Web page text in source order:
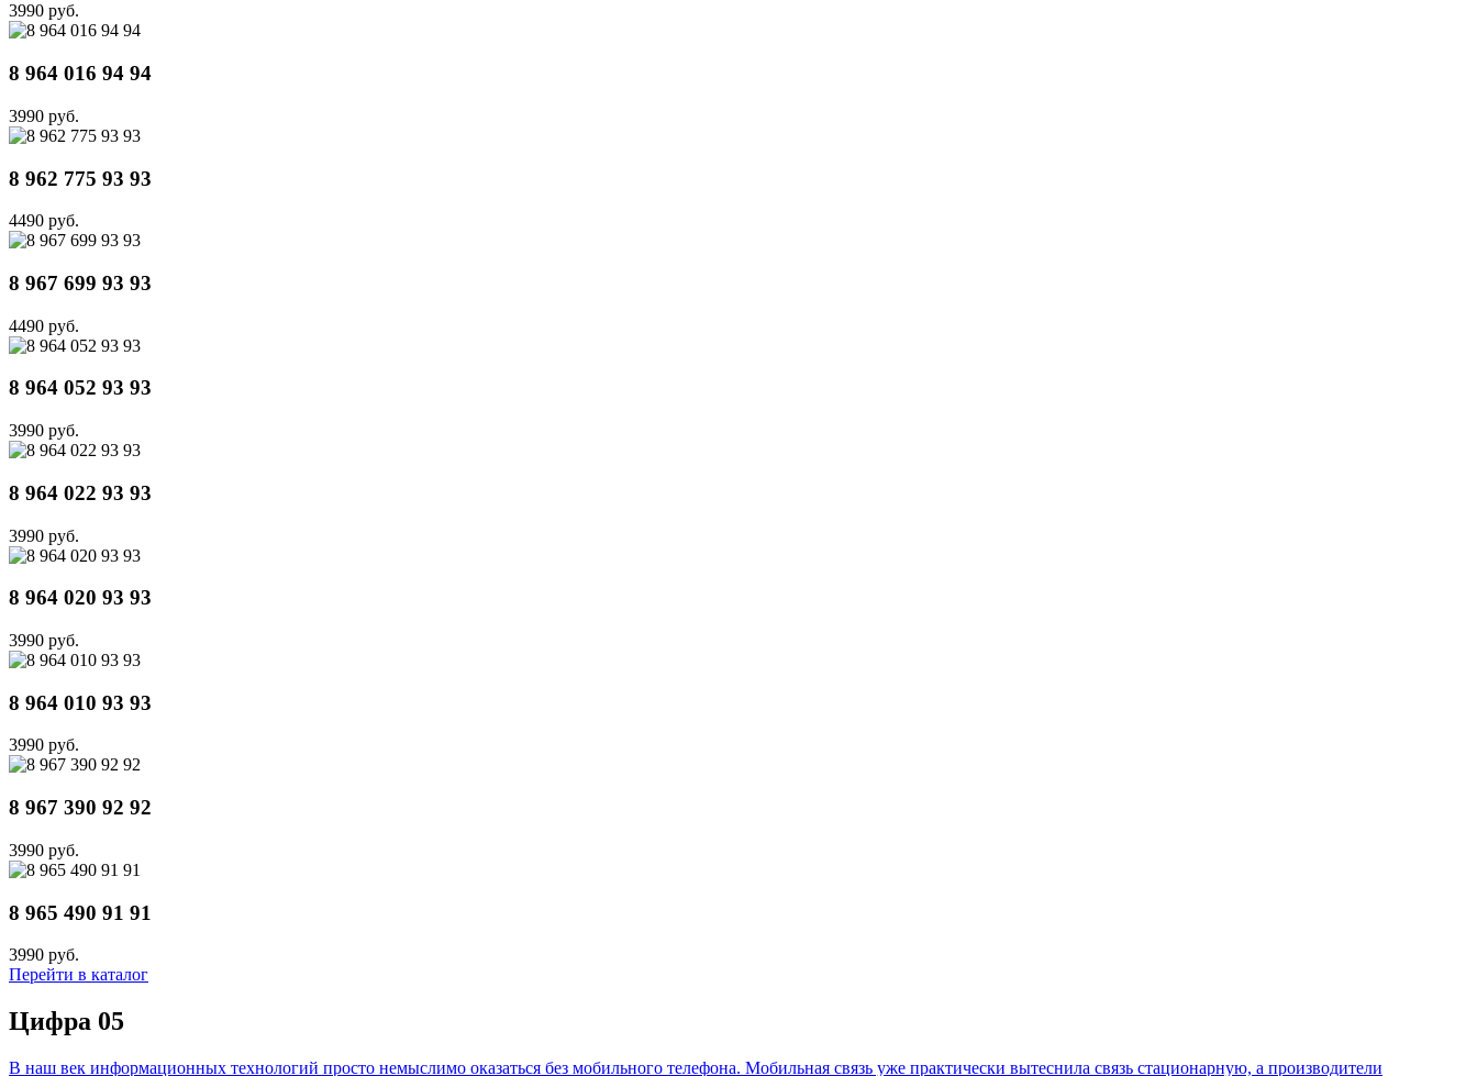
3990 руб.
8 964 016 94 94
3990 руб.
8 962 775 93 93
4490 руб.
8 967 699 93 93
4490 руб.
8 964 052 93 93
3990 руб.
8 964 022 93 93
3990 руб.
8 964 020 93 93
3990 руб.
8 964 010 93 93
3990 руб.
8 967 390 92 92
3990 руб.
8 965 490 91 91
3990 руб.
Перейти в каталог
Цифра 05
В наш век информационных технологий просто немыслимо оказаться без мобильного телефона. Мобильная связь уже практически вытеснила связь стационарную, а производители